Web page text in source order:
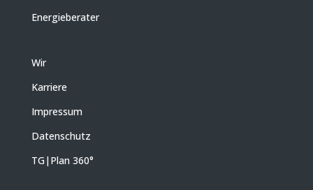
Energieberater
Wir
Karriere
Impressum
Datenschutz
TG|Plan 360°